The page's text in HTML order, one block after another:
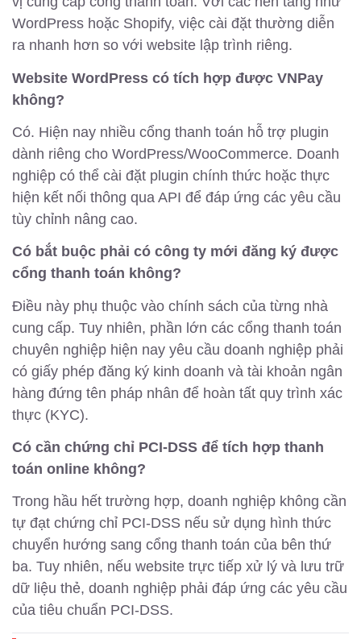
WordPress hoặc Shopify, việc cài đặt thường diễn
ra nhanh hơn so với website lập trình riêng.
Website WordPress có tích hợp được VNPay
không?
Có. Hiện nay nhiều cổng thanh toán hỗ trợ plugin
dành riêng cho WordPress/WooCommerce. Doanh
nghiệp có thể cài đặt plugin chính thức hoặc thực
hiện kết nối thông qua API để đáp ứng các yêu cầu
tùy chỉnh nâng cao.
Có bắt buộc phải có công ty mới đăng ký được
cổng thanh toán không?
Điều này phụ thuộc vào chính sách của từng nhà
cung cấp. Tuy nhiên, phần lớn các cổng thanh toán
chuyên nghiệp hiện nay yêu cầu doanh nghiệp phải
có giấy phép đăng ký kinh doanh và tài khoản ngân
hàng đứng tên pháp nhân để hoàn tất quy trình xác
thực (KYC).
Có cần chứng chỉ PCI-DSS để tích hợp thanh
toán online không?
Trong hầu hết trường hợp, doanh nghiệp không cần
tự đạt chứng chỉ PCI-DSS nếu sử dụng hình thức
chuyển hướng sang cổng thanh toán của bên thứ
ba. Tuy nhiên, nếu website trực tiếp xử lý và lưu trữ
dữ liệu thẻ, doanh nghiệp phải đáp ứng các yêu cầu
của tiêu chuẩn PCI-DSS.